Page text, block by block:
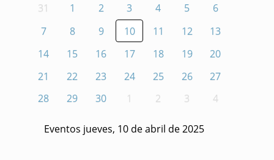
31 1 2 3 4 5
6
7
8 9 10 11 12
13
14
15 16 17 18 19
20
21
22 23 24 25 26
27
28
29 30 1 2 3 4
Eventos jueves, 10 de abril de 2025